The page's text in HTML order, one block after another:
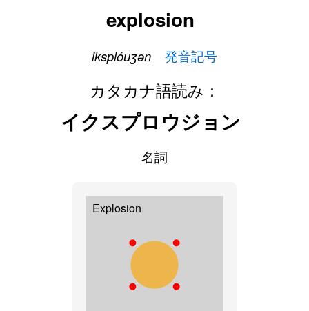
explosion
iksplóuʒən 発音記号
カタカナ語読み：
イクスプロウジョン
名詞
Explosion